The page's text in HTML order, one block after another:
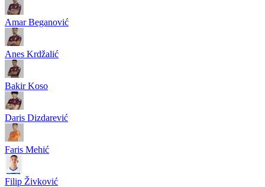
Amar Beganović
Anes Krdžalić
Bakir Koso
Daris Dizdarević
Faris Mehić
Filip Živković